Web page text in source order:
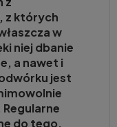
z których
w
niej dbanie
a nawet i
jest
do tego,